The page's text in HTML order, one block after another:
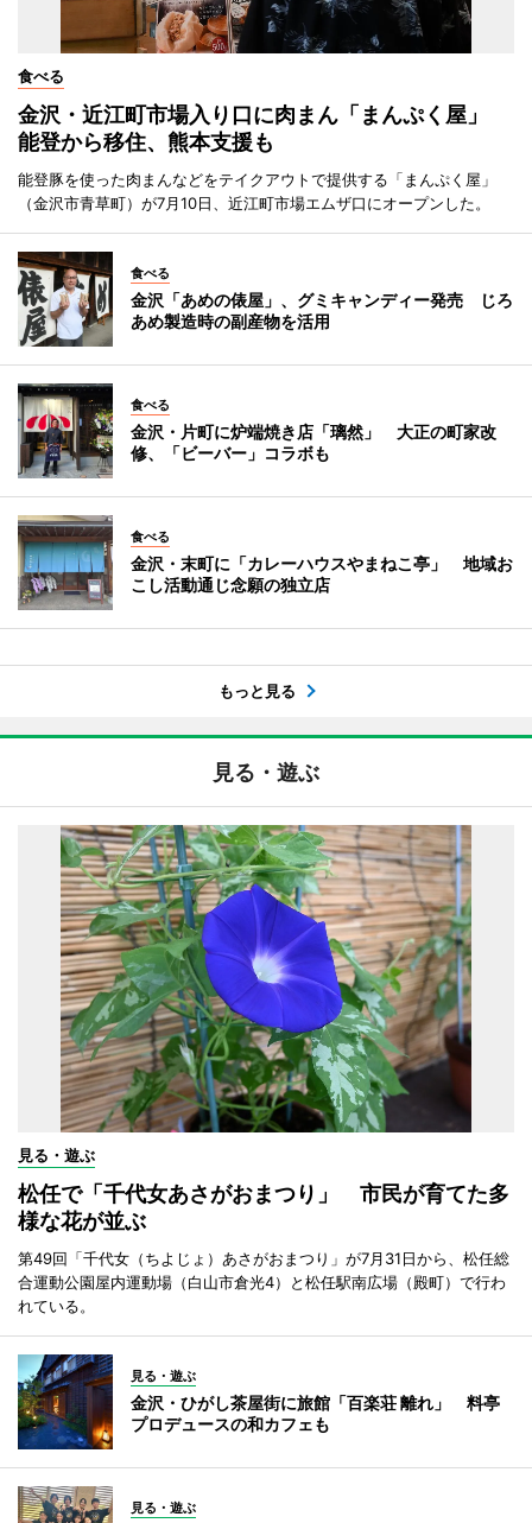
食べる
金沢・近江町市場入り口に肉まん「まんぷく屋」
能登から移住、熊本支援も
能登豚を使った肉まんなどをテイクアウトで提供する「まんぷく屋」
（金沢市青草町）が7月10日、近江町市場エムザ口にオープンした。
食べる
金沢「あめの俵屋」、グミキャンディー発売 じろ
あめ製造時の副産物を活用
食べる
金沢・片町に炉端焼き店「璃然」 大正の町家改
修、「ビーバー」コラボも
食べる
金沢・末町に「カレーハウスやまねこ亭」 地域お
こし活動通じ念願の独立店
もっと見る
見る・遊ぶ
見る・遊ぶ
松任で「千代女あさがおまつり」 市民が育てた多
様な花が並ぶ
第49回「千代女（ちよじょ）あさがおまつり」が7月31日から、松任総
合運動公園屋内運動場（白山市倉光4）と松任駅南広場（殿町）で行わ
れている。
見る・遊ぶ
金沢・ひがし茶屋街に旅館「百楽荘 離れ」 料亭
プロデュースの和カフェも
見る・遊ぶ